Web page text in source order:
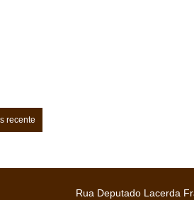
recente
Rua Deputado Lacerda